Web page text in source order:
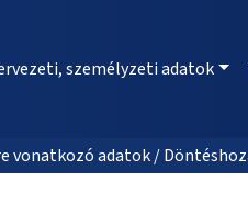
személyzeti adatok
vonatkozó adatok /